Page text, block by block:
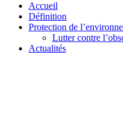
Accueil
Définition
Protection de
Lutter contre
Actualités